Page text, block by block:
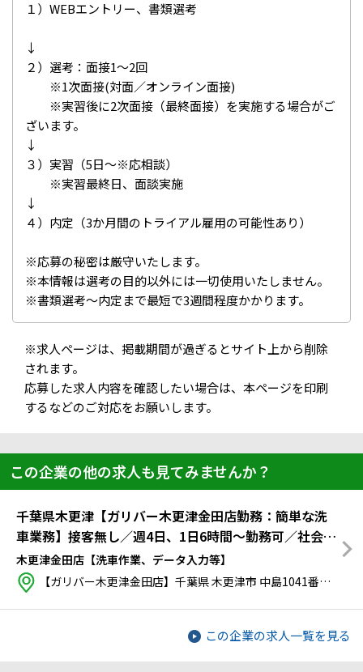
１）WEBエントリー、書類選考
↓
２）選考：面接1～2回
※1次面接(対面／オンライン面接)
※実習後に2次面接（最終面接）を実施する場合がご
ざいます。
↓
３）実習（5日～※応相談）
※実習最終日、面談実施
↓
４）内定（3か月間のトライアル雇用の可能性あり）
※応募の秘密は厳守いたします。
※本情報は選考の目的以外には一切使用いたしません。
※書類選考～内定まで最短で3週間程度かかります。
※求人ページは、掲載期間が過ぎるとサイト上から削除
されます。
応募した求人内容を確認したい場合は、本ページを印刷
するなどのご対応をお願いします。
この企業の他の求人も見てみませんか？
千葉県木更津【ガリバー木更津金田店勤務：簡単な洗
車業務】接客無し／週4日、1日6時間～勤務可／社会保
険完備／知識・経験は一切不要！車の知識がなくても
大丈夫♪≪トライアル雇用併用求人≫
木更津金田店【洗車作業、データ入力等】
【ガリバー木更津金田店】千葉県 木更津市 中島1041番地 県道87号袖ヶ浦中島木更津線、木更津金田インター側 バス停：金田中学校 下車後、徒歩約2分
この企業の求人一覧を見る